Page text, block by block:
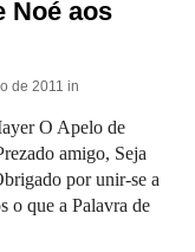
Noé aos
de 2011 in
O Apelo de
amigo, Seja
por unir-se a
o que a Palavra de